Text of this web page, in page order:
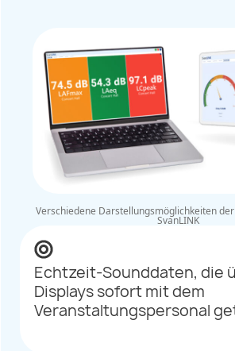
Echtzeit-Sounddaten, die
Displays sofort mit dem
Veranstaltungspersonal
Verschiedene Darstellungsmöglichkeiten
SvanLINK